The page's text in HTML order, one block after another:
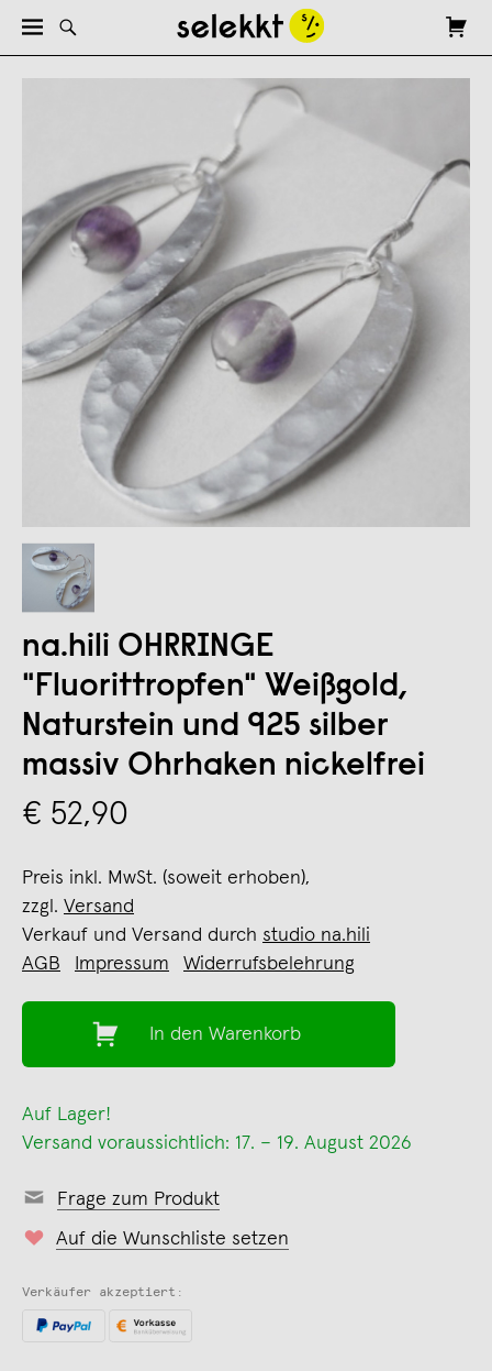
na.hili OHRRINGE
"Fluorittropfen" Weißgold,
Naturstein und 925 silber
massiv Ohrhaken nickelfrei
€ 52,90
Preis inkl. MwSt. (soweit erhoben),
zzgl. Versand
Verkauf und Versand durch studio na.hili
AGB
Impressum Widerrufsbelehrung
In den Warenkorb
Auf Lager!
Versand voraussichtlich: 17. – 19. August 2026
Frage zum Produkt
Auf die Wunschliste setzen
Verkäufer akzeptiert: